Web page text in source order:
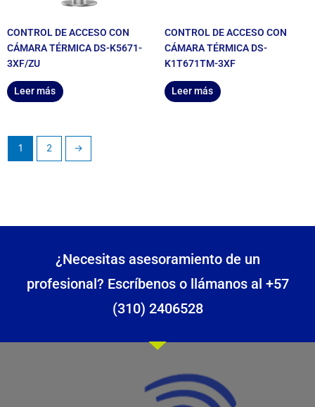
CONTROL DE ACCESO CON
CÁMARA TÉRMICA DS-K5671-
3XF/ZU
Leer más
CONTROL DE ACCESO CON
CÁMARA TÉRMICA DS-
K1T671TM-3XF
Leer más
1 2 →
¿Necesitas asesoramiento de un
profesional? Escríbenos o llámanos al +57
(310) 2406528